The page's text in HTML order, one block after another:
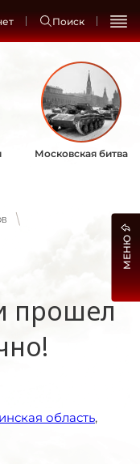
Поиск
Московская битва
прошел
область,
МЕНЮ